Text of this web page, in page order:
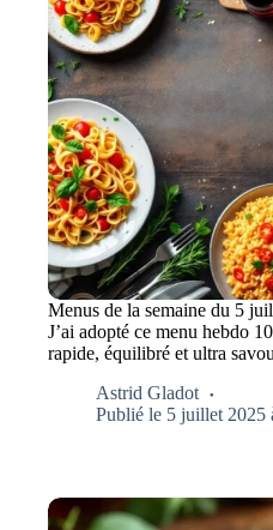
Menus de la semaine du 5
J’ai adopté ce menu hebdo
rapide, équilibré et ultra
Astrid Gladot
Publié le 5 juillet 2025